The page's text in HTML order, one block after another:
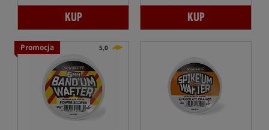
KUP KUP
Promocja 5,0